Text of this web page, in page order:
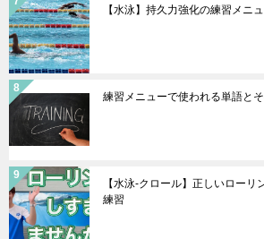
【水泳】持久力強化の練習メニ
練習メニューで使われる単語と
【水泳-クロール】正しいロー
練習